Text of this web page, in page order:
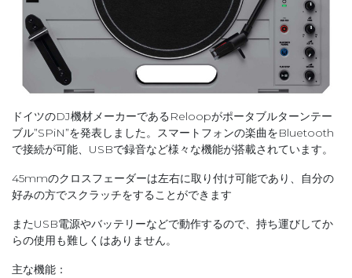
ドイツのDJ機材メーカーであるReloopがポータブルターンテー
ブル”SPiN”を発表しました。スマートフォンの楽曲をBluetooth
で接続が可能、USBで録音など様々な機能が搭載されています。
45mmのクロスフェーダーは左右に取り付け可能であり、自分の
好みの方でスクラッチをすることができます
またUSB電源やバッテリーなどで動作するので、持ち運びしてか
らの使用も難しくはありません。
主な機能：